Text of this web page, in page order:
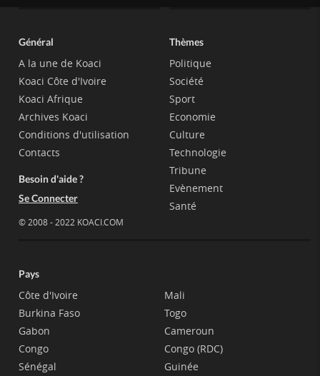
Général
A la une de Koaci
Koaci Côte d'Ivoire
Koaci Afrique
Archives Koaci
Conditions d'utilisation
Contacts
Besoin d'aide ?
Se Connecter
© 2008 - 2022 KOACI.COM
Thèmes
Politique
Société
Sport
Economie
Culture
Technologie
Tribune
Evènement
Santé
Pays
Côte d'Ivoire
Burkina Faso
Gabon
Congo
Sénégal
Mali
Togo
Cameroun
Congo (RDC)
Guinée